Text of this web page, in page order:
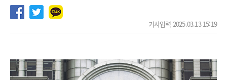
기사입력 2025.03.13 15:19